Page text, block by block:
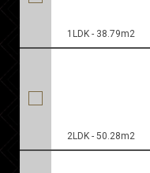
1LDK - 38.79m2
2LDK - 50.28m2